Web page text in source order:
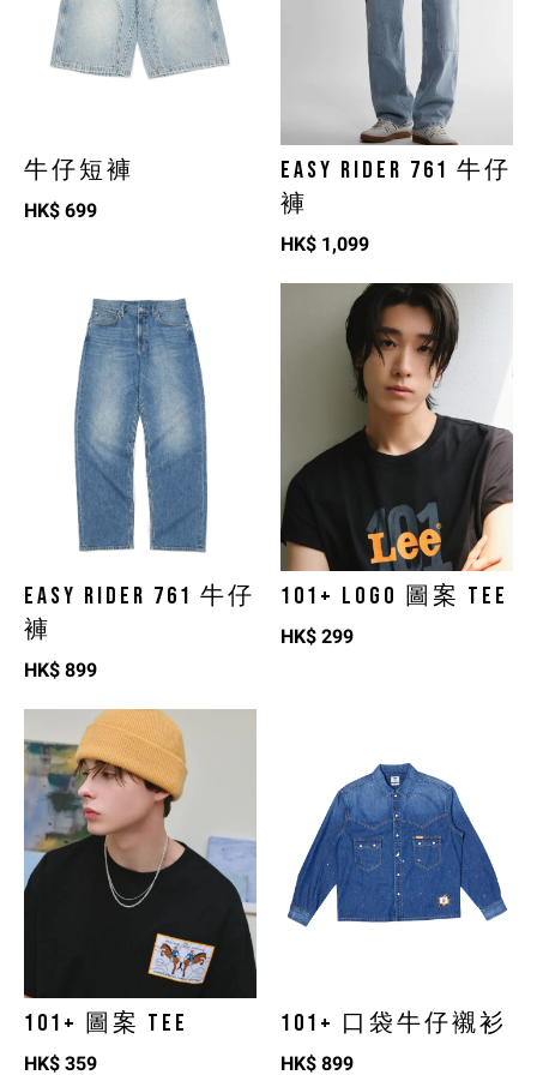
牛仔短褲
HK$ 699
EASY RIDER 761 牛仔
褲
HK$ 1,099
EASY RIDER 761 牛仔
褲
HK$ 899
101+ LOGO 圖案 TEE
HK$ 299
101+ 圖案 TEE
HK$ 359
101+ 口袋牛仔襯衫
HK$ 899